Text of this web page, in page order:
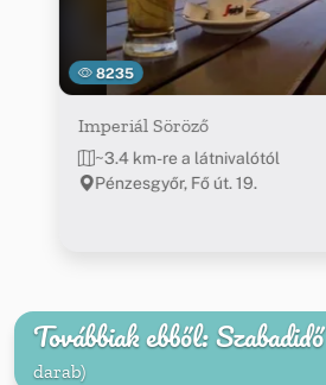
8235
Imperiál Söröző
~3.4 km-re a látnivalótól
Pénzesgyőr, Fő út. 19.
Továbbiak ebből: Szabadidő
darab)